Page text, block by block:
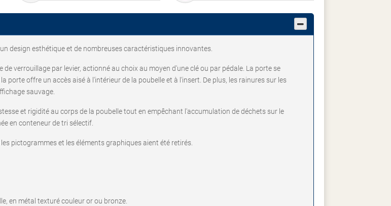
design esthétique et de nombreuses caractéristiques innovantes.
verrouillage par levier, actionné au choix au moyen d'une clé ou par pédale. La porte se
offre un accès aisé à l'intérieur de la poubelle et à l'insert. De plus, les rainures sur les
sauvage.
et rigidité au corps de la poubelle tout en empêchant l'accumulation de déchets sur le
en conteneur de tri sélectif.
pictogrammes et les éléments graphiques aient été retirés.
en métal texturé couleur or ou bronze.